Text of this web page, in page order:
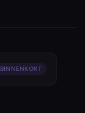
BINNENKORT